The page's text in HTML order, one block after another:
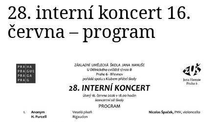
28. interní koncert 16.
června – program